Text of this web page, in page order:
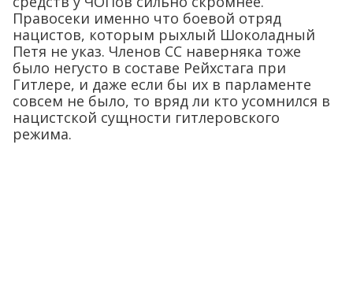
Правосеки именно что боевой отряд
нацистов, которым рыхлый Шоколадный
Петя не указ. Членов СС наверняка тоже
было негусто в составе Рейхстага при
Гитлере, и даже если бы их в парламенте
совсем не было, то вряд ли кто усомнился в
нацистской сущности гитлеровского
режима.